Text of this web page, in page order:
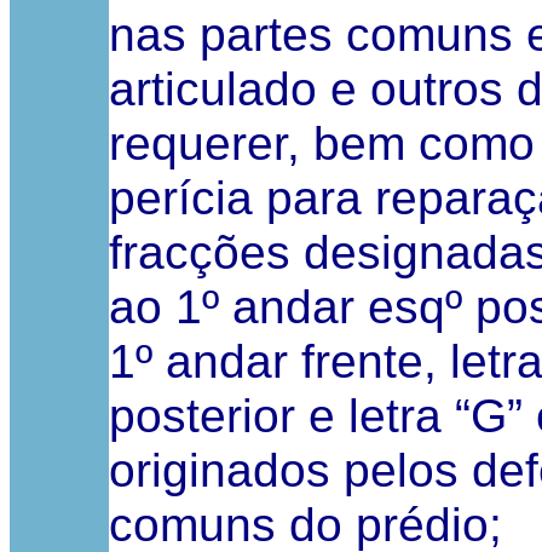
nas partes comuns
articulado e outros
requerer, bem
perícia para
fracções
ao 1º andar esqº
1º andar frente,
posterior e letra
originados pelos
comuns do prédio;